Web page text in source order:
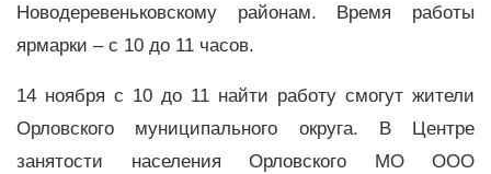
Новодеревеньковскому районам. Время работы
ярмарки – с 10 до 11 часов.
14 ноября с 10 до 11 найти работу смогут жители
Орловского муниципального округа. В Центре
занятости населения Орловского МО ООО